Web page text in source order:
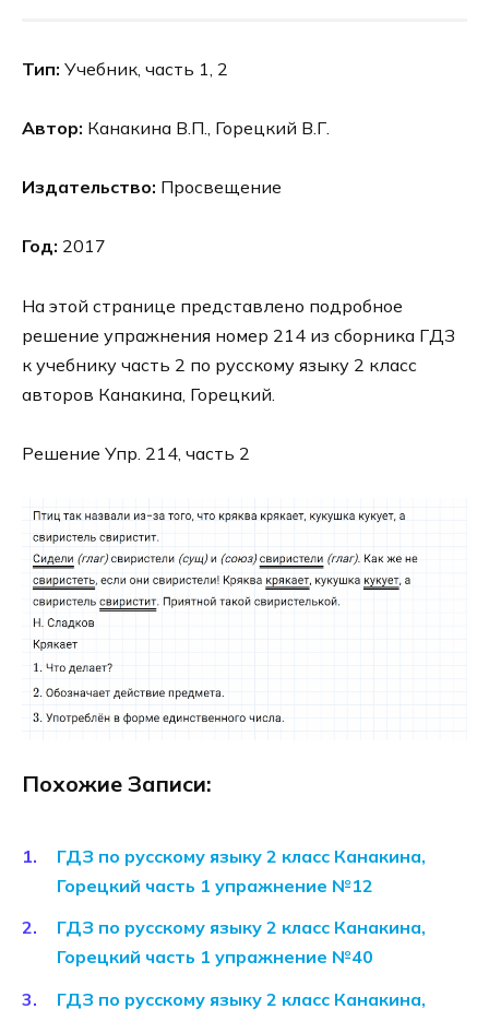
Тип: Учебник, часть 1, 2
Автор: Канакина В.П., Горецкий В.Г.
Издательство: Просвещение
Год: 2017
На этой странице представлено подробное
решение упражнения номер 214 из сборника ГДЗ
к учебнику часть 2 по русскому языку 2 класс
авторов Канакина, Горецкий.
Решение Упр. 214, часть 2
Похожие Записи:
ГДЗ по русскому языку 2 класс Канакина,
Горецкий часть 1 упражнение №12
ГДЗ по русскому языку 2 класс Канакина,
Горецкий часть 1 упражнение №40
ГДЗ по русскому языку 2 класс Канакина,